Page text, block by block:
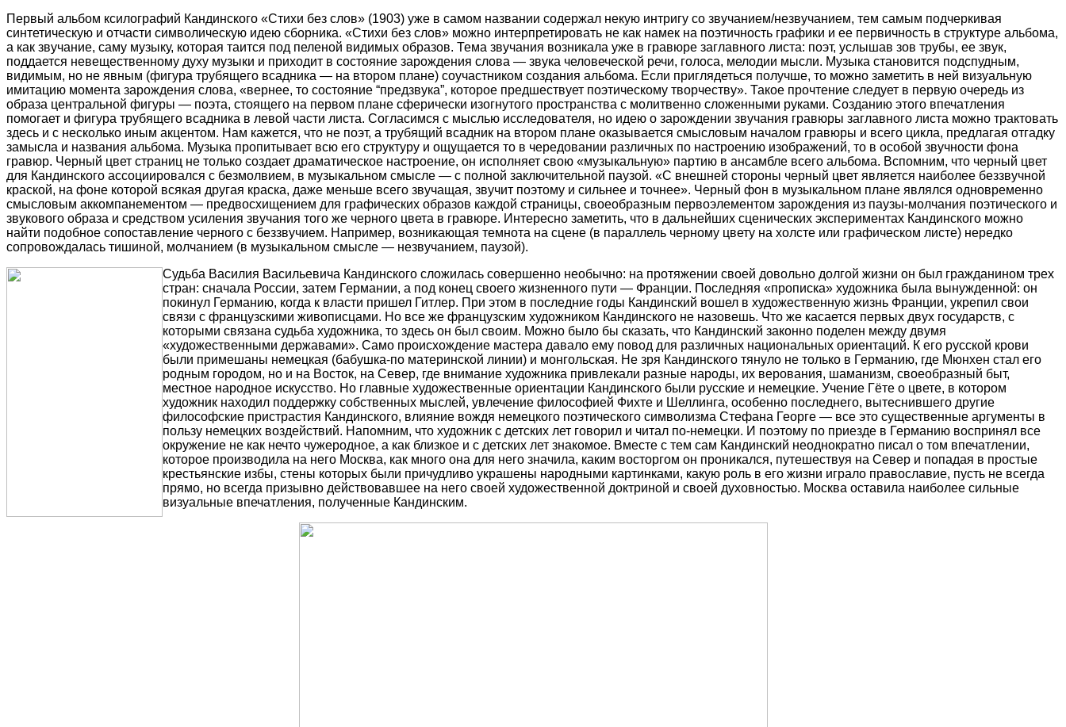
Первый альбом ксилографий Кандинского «Стихи без слов» (1903) уже в самом названии содержал некую интригу со звучанием/незвучанием, тем самым подчеркивая
синтетическую и отчасти символическую идею сборника. «Стихи без слов» можно интерпретировать не как намек на поэтичность графики и ее первичность в структуре альбома,
а как звучание, саму музыку, которая таится под пеленой видимых образов. Тема звучания возникала уже в гравюре заглавного листа: поэт, услышав зов трубы, ее звук,
поддается невещественному духу музыки и приходит в состояние зарождения слова — звука человеческой речи, голоса, мелодии мысли. Музыка становится подспудным,
видимым, но не явным (фигура трубящего всадника — на втором плане) соучастником создания альбома. Если приглядеться получше, то можно заметить в ней визуальную
имитацию момента зарождения слова, «вернее, то состояние “предзвука”, которое предшествует поэтическому творчеству». Такое прочтение следует в первую очередь из
образа центральной фигуры — поэта, стоящего на первом плане сферически изогнутого пространства с молитвенно сложенными руками. Созданию этого впечатления
помогает и фигура трубящего всадника в левой части листа. Согласимся с мыслью исследователя, но идею о зарождении звучания гравюры заглавного листа можно трактовать
здесь и с несколько иным акцентом. Нам кажется, что не поэт, а трубящий всадник на втором плане оказывается смысловым началом гравюры и всего цикла, предлагая отгадку
замысла и названия альбома. Музыка пропитывает всю его структуру и ощущается то в чередовании различных по настроению изображений, то в особой звучности фона
гравюр. Черный цвет страниц не только создает драматическое настроение, он исполняет свою «музыкальную» партию в ансамбле всего альбома. Вспомним, что черный цвет
для Кандинского ассоциировался с безмолвием, в музыкальном смысле — с полной заключительной паузой. «С внешней стороны черный цвет является наиболее беззвучной
краской, на фоне которой всякая другая краска, даже меньше всего звучащая, звучит поэтому и сильнее и точнее». Черный фон в музыкальном плане являлся одновременно
смысловым аккомпанементом — предвосхищением для графических образов каждой страницы, своеобразным первоэлементом зарождения из паузы-молчания поэтического и
звукового образа и средством усиления звучания того же черного цвета в гравюре. Интересно заметить, что в дальнейших сценических экспериментах Кандинского можно
найти подобное сопоставление черного с беззвучием. Например, возникающая темнота на сцене (в параллель черному цвету на холсте или графическом листе) нередко
сопровождалась тишиной, молчанием (в музыкальном смысле — незвучанием, паузой).
Судьба Василия Васильевича Кандинского сложилась совершенно необычно: на протяжении своей довольно долгой жизни он был гражданином трех
стран: сначала России, затем Германии, а под конец своего жизненного пути — Франции. Последняя «прописка» художника была вынужденной: он
покинул Германию, когда к власти пришел Гитлер. При этом в последние годы Кандинский вошел в художественную жизнь Франции, укрепил свои
связи с французскими живописцами. Но все же французским художником Кандинского не назовешь. Что же касается первых двух государств, с
которыми связана судьба художника, то здесь он был своим. Можно было бы сказать, что Кандинский законно поделен между двумя
«художественными державами». Само происхождение мастера давало ему повод для различных национальных ориентаций. К его русской крови
были примешаны немецкая (бабушка-по материнской линии) и монгольская. Не зря Кандинского тянуло не только в Германию, где Мюнхен стал его
родным городом, но и на Восток, на Север, где внимание художника привлекали разные народы, их верования, шаманизм, своеобразный быт,
местное народное искусство. Но главные художественные ориентации Кандинского были русские и немецкие. Учение Гёте о цвете, в котором
художник находил поддержку собственных мыслей, увлечение философией Фихте и Шеллинга, особенно последнего, вытеснившего другие
философские пристрастия Кандинского, влияние вождя немецкого поэтического символизма Стефана Георге — все это существенные аргументы в
пользу немецких воздействий. Напомним, что художник с детских лет говорил и читал по-немецки. И поэтому по приезде в Германию воспринял все
окружение не как нечто чужеродное, а как близкое и с детских лет знакомое. Вместе с тем сам Кандинский неоднократно писал о том впечатлении,
которое производила на него Москва, как много она для него значила, каким восторгом он проникался, путешествуя на Север и попадая в простые
крестьянские избы, стены которых были причудливо украшены народными картинками, какую роль в его жизни играло православие, пусть не всегда
прямо, но всегда призывно действовавшее на него своей художественной доктриной и своей духовностью. Москва оставила наиболее сильные
визуальные впечатления, полученные Кандинским.